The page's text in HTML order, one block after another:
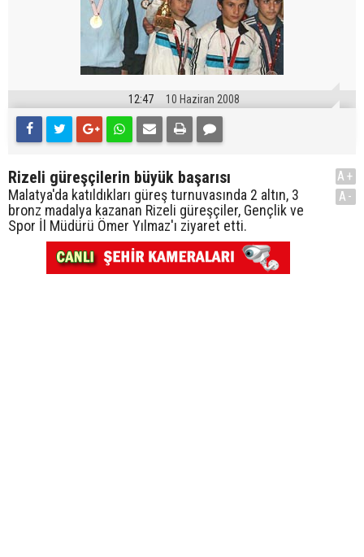
12:47 10 Haziran 2008
Rizeli güreşçilerin büyük başarısı
Malatya'da katıldıkları güreş turnuvasında 2 altın, 3
bronz madalya kazanan Rizeli güreşçiler, Gençlik ve
Spor İl Müdürü Ömer Yılmaz'ı ziyaret etti.
A+
A-